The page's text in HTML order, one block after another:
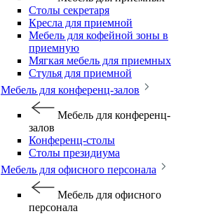
Столы секретаря
Кресла для приемной
Мебель для кофейной зоны в
приемную
Мягкая мебель для приемных
Стулья для приемной
Мебель для конференц-залов
Мебель для конференц-
залов
Конференц-столы
Столы президиума
Мебель для офисного персонала
Мебель для офисного
персонала